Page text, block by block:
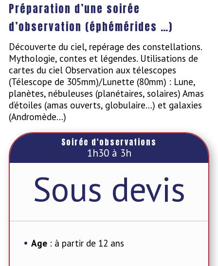
Préparation d’une soirée
d’observation (éphémérides …)
Découverte du ciel, repérage des constellations.
Mythologie, contes et légendes. Utilisations de
cartes du ciel Observation aux télescopes
(Télescope de 305mm)/Lunette (80mm) : Lune,
planètes, nébuleuses (planétaires, solaires) Amas
d’étoiles (amas ouverts, globulaire…) et galaxies
(Andromède…)
Soirée d'observations
1h30 à 3h
Sous devis
Age: à partir de 12 ans